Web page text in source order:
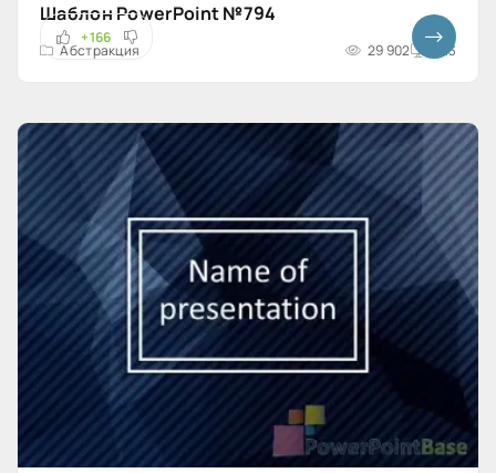
Шаблон PowerPoint №794
Абстракция 29 902 4x3
+166